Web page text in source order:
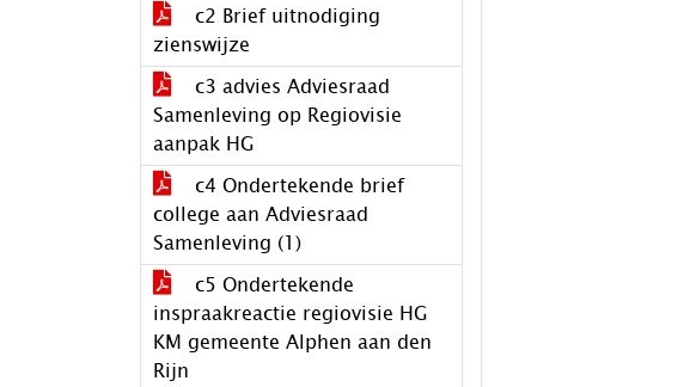
c2 Brief uitnodiging
zienswijze
c3 advies Adviesraad
Samenleving op Regiovisie
aanpak HG
c4 Ondertekende brief
college aan Adviesraad
Samenleving (1)
c5 Ondertekende
inspraakreactie regiovisie HG
KM gemeente Alphen aan den
Rijn